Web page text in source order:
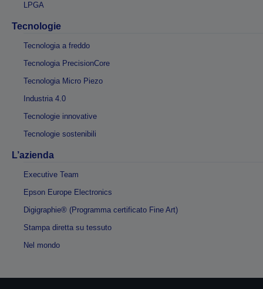
LPGA
Tecnologie
Tecnologia a freddo
Tecnologia PrecisionCore
Tecnologia Micro Piezo
Industria 4.0
Tecnologie innovative
Tecnologie sostenibili
L’azienda
Executive Team
Epson Europe Electronics
Digigraphie® (Programma certificato Fine Art)
Stampa diretta su tessuto
Nel mondo